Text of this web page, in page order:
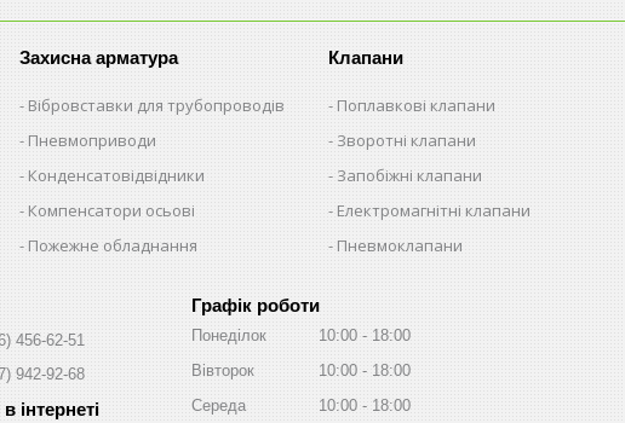
Захисна арматура
Вібровставки для трубопроводів
Пневмоприводи
Конденсатовідвідники
Компенсатори осьові
Пожежне обладнання
Клапани
Поплавкові клапани
Зворотні клапани
Запобіжні клапани
Електромагнітні клапани
Пневмоклапани
456-62-51
942-92-68
Графік роботи
Понеділок 10:00
18:00
Вівторок
10:00
18:00
Середа
10:00 18:00